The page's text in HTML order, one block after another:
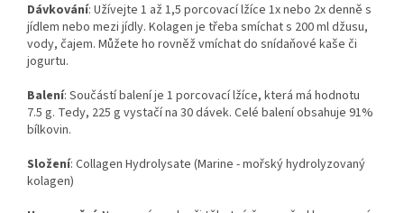
Dávkování: Užívejte 1 až 1,5 porcovací lžíce 1x nebo 2x denně s
jídlem nebo mezi jídly. Kolagen je třeba smíchat s 200 ml džusu,
vody, čajem. Můžete ho rovněž vmíchat do snídaňové kaše či
jogurtu.
Balení: Součástí balení je 1 porcovací lžíce, která má hodnotu
7.5 g. Tedy, 225 g vystačí na 30 dávek. Celé balení obsahuje 91%
bílkovin.
Složení: Collagen Hydrolysate (Marine - mořský hydrolyzovaný
kolagen)